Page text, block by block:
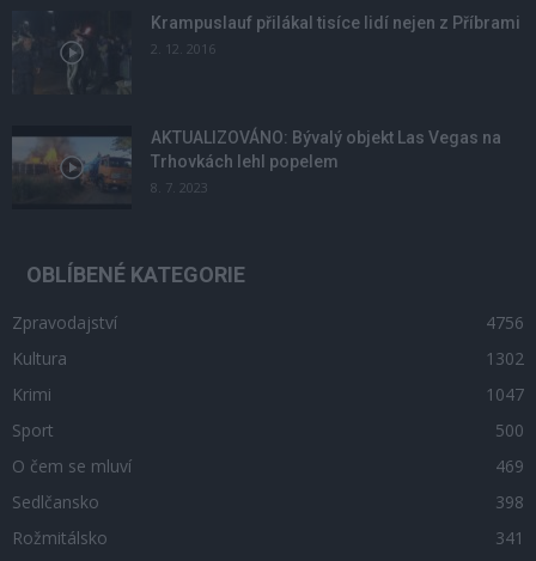
Krampuslauf přilákal tisíce lidí nejen z Příbrami
2. 12. 2016
AKTUALIZOVÁNO: Bývalý objekt Las Vegas na
Trhovkách lehl popelem
8. 7. 2023
OBLÍBENÉ KATEGORIE
Zpravodajství
4756
Kultura
1302
Krimi
1047
Sport
500
O čem se mluví
469
Sedlčansko
398
Rožmitálsko
341